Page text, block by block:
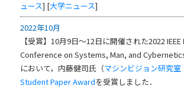
ュース] [大学ニュース]
2022年10月
【受賞】10月9日～12日に開催された2022
Conference on Systems, Man, and
において，内藤健司氏（マシンビジョン研究室
Student Paper Awardを受賞しました．